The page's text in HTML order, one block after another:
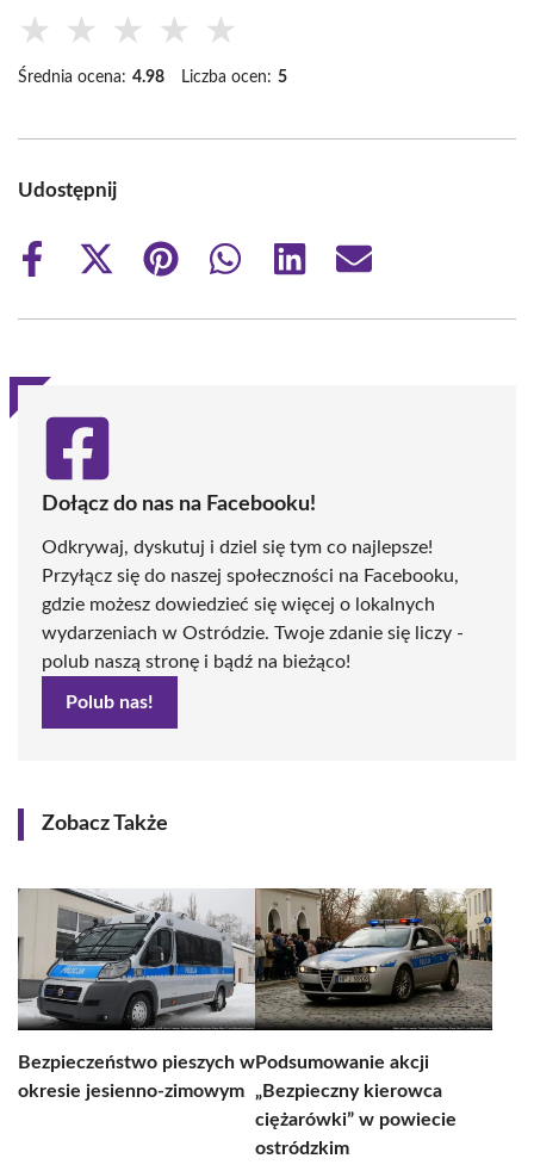
★ ★ ★ ★ ★
Średnia ocena: 4.98 Liczba ocen: 5
Udostępnij
Share
Share
(Twitter)
Share
Share
Share
Share
Dołącz do nas na Facebooku!
Odkrywaj, dyskutuj i dziel się tym co najlepsze!
Przyłącz się do naszej społeczności na Facebooku,
gdzie możesz dowiedzieć się więcej o lokalnych
wydarzeniach w Ostródzie. Twoje zdanie się liczy -
polub naszą stronę i bądź na bieżąco!
Polub nas!
Zobacz Także
Bezpieczeństwo pieszych w
okresie jesienno-zimowym
Podsumowanie akcji
„Bezpieczny kierowca
ciężarówki” w powiecie
ostródzkim